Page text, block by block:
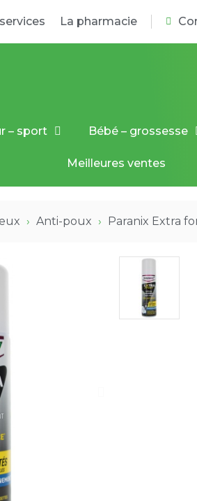
La pharmacie
– sport Bébé – grossesse
Meilleures ventes
Anti-poux Paranix Extra